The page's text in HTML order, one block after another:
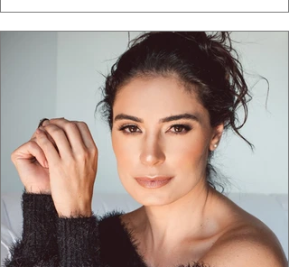
estruturas geométricas, volumes
aquele concreto aparente típico da
arquitetura paulistana em peças de vestir,